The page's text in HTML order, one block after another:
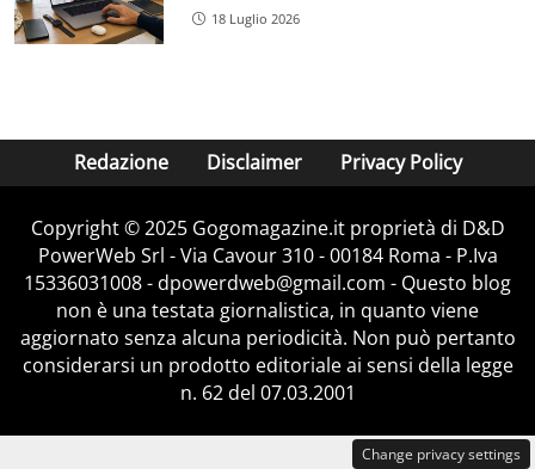
18 Luglio 2026
Redazione Disclaimer Privacy Policy
Copyright © 2025 Gogomagazine.it proprietà di D&D
PowerWeb Srl - Via Cavour 310 - 00184 Roma - P.Iva
15336031008 - dpowerdweb@gmail.com - Questo blog
non è una testata giornalistica, in quanto viene
aggiornato senza alcuna periodicità. Non può pertanto
considerarsi un prodotto editoriale ai sensi della legge
n. 62 del 07.03.2001
Change privacy settings